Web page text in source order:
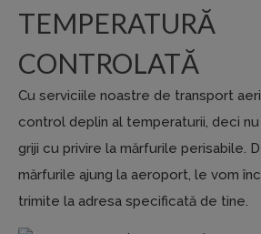
TEMPERATURĂ
CONTROLATĂ
Cu serviciile noastre de transport
control deplin al temperaturii, deci
griji cu privire la mărfurile perisabile.
mărfurile ajung la aeroport, le vom
trimite la adresa specificată de tine.